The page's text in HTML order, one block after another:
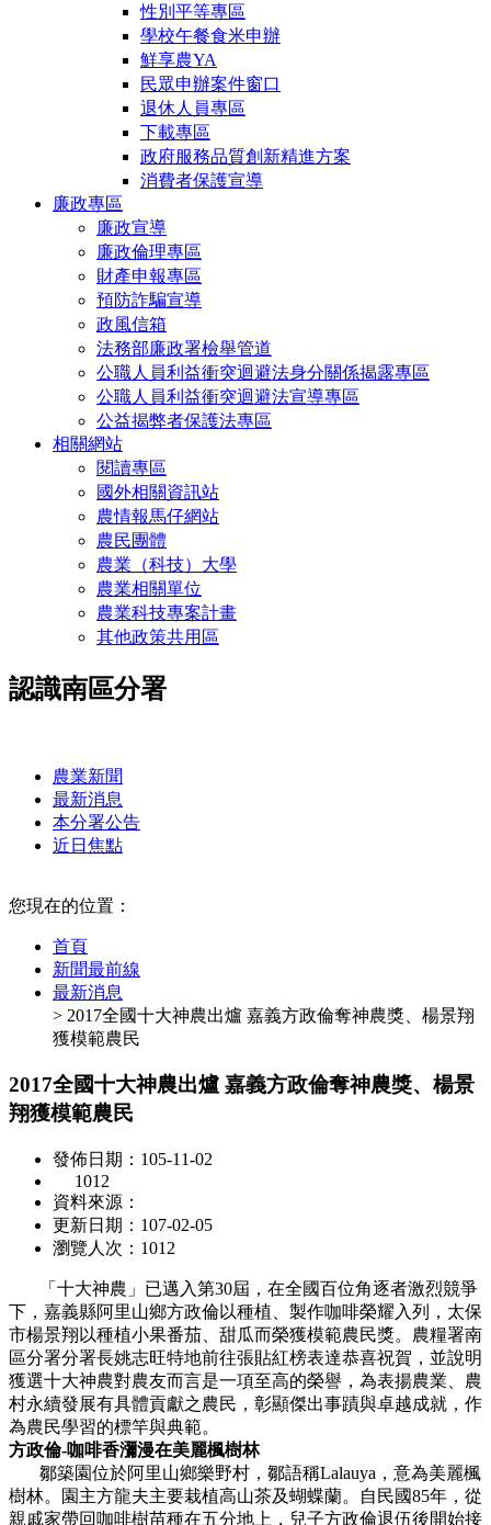
性別平等專區
學校午餐食米申辦
鮮享農YA
民眾申辦案件窗口
退休人員專區
下載專區
政府服務品質創新精進方案
消費者保護宣導
廉政專區
廉政宣導
廉政倫理專區
財產申報專區
預防詐騙宣導
政風信箱
法務部廉政署檢舉管道
公職人員利益衝突迴避法身分關係揭露專區
公職人員利益衝突迴避法宣導專區
公益揭弊者保護法專區
相關網站
閱讀專區
國外相關資訊站
農情報馬仔網站
農民團體
農業（科技）大學
農業相關單位
農業科技專案計畫
其他政策共用區
認識南區分署
農業新聞
最新消息
本分署公告
近日焦點
您現在的位置：
首頁
新聞最前線
最新消息
> 2017全國十大神農出爐 嘉義方政倫奪神農獎、楊景翔
獲模範農民
2017全國十大神農出爐 嘉義方政倫奪神農獎、楊景
翔獲模範農民
發佈日期：105-11-02
1012
資料來源：
更新日期：107-02-05
瀏覽人次：1012
「十大神農」已邁入第30屆，在全國百位角逐者激烈競爭
下，嘉義縣阿里山鄉方政倫以種植、製作咖啡榮耀入列，太保
市楊景翔以種植小果番茄、甜瓜而榮獲模範農民獎。農糧署南
區分署分署長姚志旺特地前往張貼紅榜表達恭喜祝賀，並說明
獲選十大神農對農友而言是一項至高的榮譽，為表揚農業、農
村永續發展有具體貢獻之農民，彰顯傑出事蹟與卓越成就，作
為農民學習的標竿與典範。
方政倫-咖啡香瀰漫在美麗楓樹林
鄒築園位於阿里山鄉樂野村，鄒語稱Lalauya，意為美麗楓
樹林。園主方龍夫主要栽植高山茶及蝴蝶蘭。自民國85年，從
親戚家帶回咖啡樹苗種在五分地上，兒子方政倫退伍後開始接